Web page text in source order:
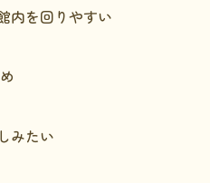
内を回りやすい
みたい